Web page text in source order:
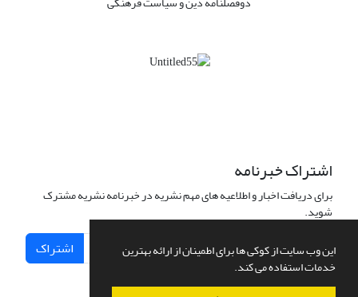
این وب سایت از کوکی ها برای اطمینان از ارائه بهترین
خدمات استفاده می کند.
اشتراک خبرنامه
برای دریافت اخبار و اطلاعیه های مهم نشریه در خبرنامه نشریه مشترک
شوید.
اشتراک